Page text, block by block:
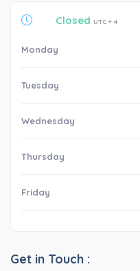
Closed UTC + 4
Monday
Tuesday
Wednesday
Thursday
Friday
Get in Touch :